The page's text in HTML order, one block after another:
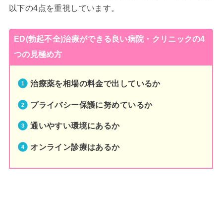
以下の4点を重視しています。
ED(勃起不全)治療ができる良い病院・クリニックの4
つの見極め方
治療薬を相場の料金で出しているか
プライバシー保護に努めているか
通いやすい環境にあるか
オンライン診療はあるか